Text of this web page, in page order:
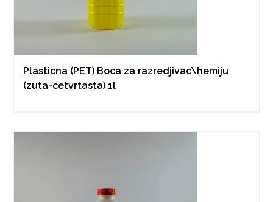
Plasticna (PET) Boca za razredjivac\hemiju
(zuta-cetvrtasta) 1l